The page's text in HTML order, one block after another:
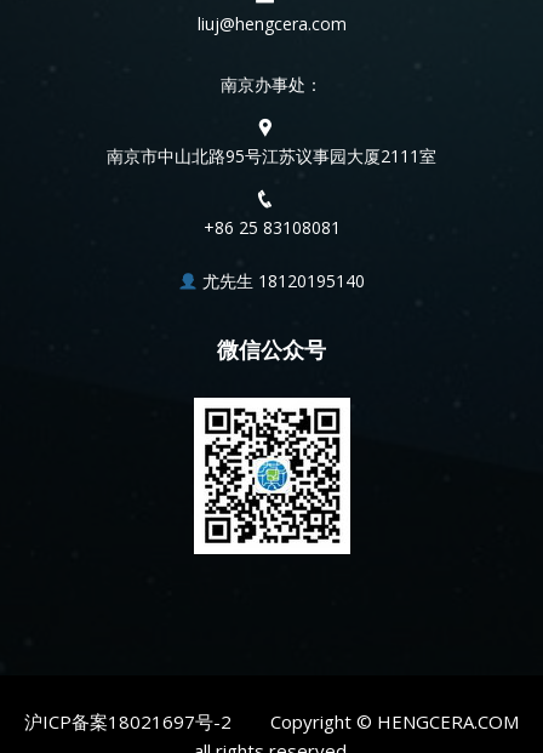
liuj@hengcera.com
南京办事处：
南京市中山北路95号江苏议事园大厦2111室
+86 25 83108081
尤先生 18120195140
微信公众号
沪ICP备案18021697号-2 Copyright © HENGCERA.COM